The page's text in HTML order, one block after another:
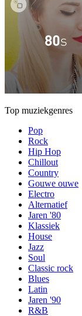
Top muziekgenres
Pop
Rock
Hip Hop
Chillout
Country
Gouwe ouwe
Electro
Alternatief
Jaren '80
Klassiek
House
Jazz
Soul
Classic rock
Blues
Latin
Jaren '90
R&B